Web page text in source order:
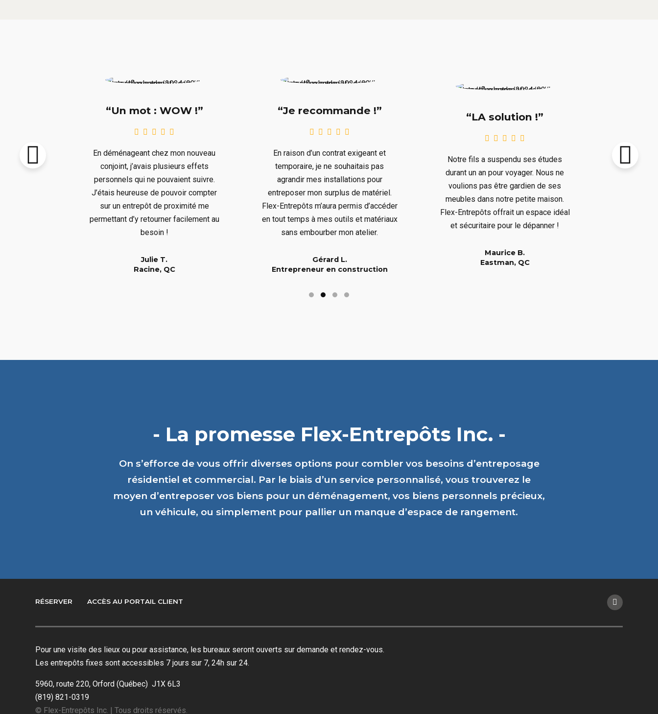
livré avant
“Un mot : WOW !”
En déménageant chez mon nouveau
conjoint, j’avais plusieurs effets
personnels qui ne pouvaient suivre.
J’étais heureuse de pouvoir compter
sur un entrepôt de proximité me
permettant d’y retourner facilement au
besoin !
Julie T.
Racine, QC
“Je recommande !”
En raison d’un contrat exigeant et
temporaire, je ne souhaitais pas
agrandir mes installations pour
entreposer mon surplus de matériel.
Flex-Entrepôts m’aura permis d’accéder
en tout temps à mes outils et matériaux
sans embourber mon atelier.
Gérard L.
Entrepreneur en construction
“LA solution !”
Notre fils a suspendu ses études
durant un an pour voyager. Nous ne
voulions pas être gardien de ses
meubles dans notre petite maison.
Flex-Entrepôts offrait un espace idéal
et sécuritaire pour le dépanner !
Maurice B.
Eastman, QC
le prochain
- La promesse Flex-Entrepôts Inc. -
On s’efforce de vous offrir diverses options pour combler vos besoins d’entreposage
résidentiel et commercial. Par le biais d’un service personnalisé, vous trouverez le
moyen d’entreposer vos biens pour un déménagement, vos biens personnels précieux,
un véhicule, ou simplement pour pallier un manque d’espace de rangement.
RÉSERVER ACCÈS AU PORTAIL CLIENT
Pour une visite des lieux ou pour assistance, les bureaux seront ouverts sur demande et rendez-vous.
Les entrepôts fixes sont accessibles 7 jours sur 7, 24h sur 24.
5960, route 220, Orford (Québec) J1X 6L3
(819) 821-0319
© Flex-Entrepôts Inc. | Tous droits réservés.